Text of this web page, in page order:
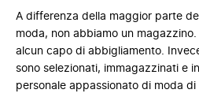
A differenza della maggior parte
moda, non abbiamo un
alcun capo di abbigliamento.
sono selezionati, immagazzinati e
personale appassionato di moda